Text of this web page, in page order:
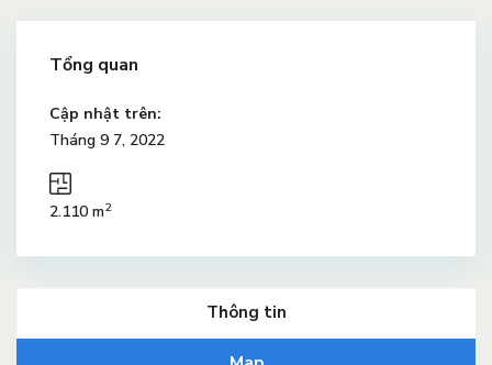
Tổng quan
Cập nhật trên:
Tháng 9 7, 2022
2.110 m2
Thông tin